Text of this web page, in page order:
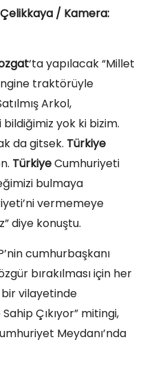
/ Kamera:
‘ta yapılacak “Millet
traktörüyle
Arkol,
yok ki bizim.
da gitsek. Türkiye
TürkiyeCumhuriyeti
bulmaya
vermemeye
diye konuştu.
cumhurbaşkanı
bırakılması için her
bir vilayetinde
Çıkıyor” mitingi,
Meydanı’nda